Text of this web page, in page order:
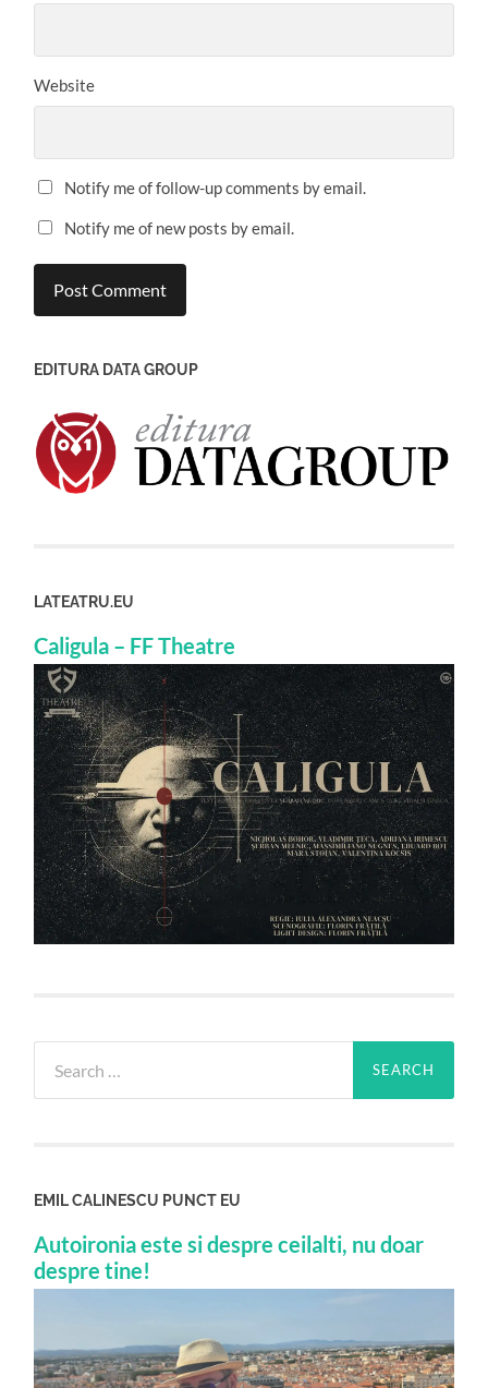
Website
Notify me of follow-up comments by email.
Notify me of new posts by email.
EDITURA DATA GROUP
LATEATRU.EU
Caligula – FF Theatre
for:
EMIL CALINESCU PUNCT EU
Autoironia este si despre ceilalti, nu doar
despre tine!